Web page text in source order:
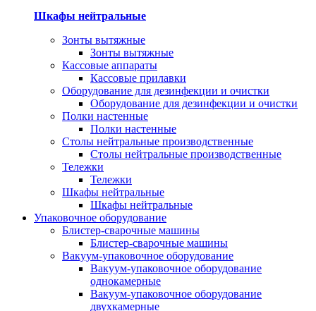
Шкафы нейтральные
Зонты вытяжные
Зонты вытяжные
Кассовые аппараты
Кассовые прилавки
Оборудование для дезинфекции и очистки
Оборудование для дезинфекции и очистки
Полки настенные
Полки настенные
Столы нейтральные производственные
Столы нейтральные производственные
Тележки
Тележки
Шкафы нейтральные
Шкафы нейтральные
Упаковочное оборудование
Блистер-сварочные машины
Блистер-сварочные машины
Вакуум-упаковочное оборудование
Вакуум-упаковочное оборудование
однокамерные
Вакуум-упаковочное оборудование
двухкамерные